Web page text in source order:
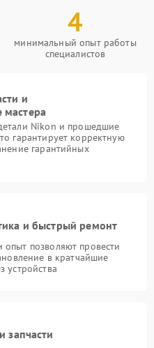
4
минимальный опыт работы
специалистов
и
мастера
Nikon и прошедшие
гарантирует корректную
гарантийных
и быстрый ремонт
позволяют провести
в кратчайшие
устройства
запчасти